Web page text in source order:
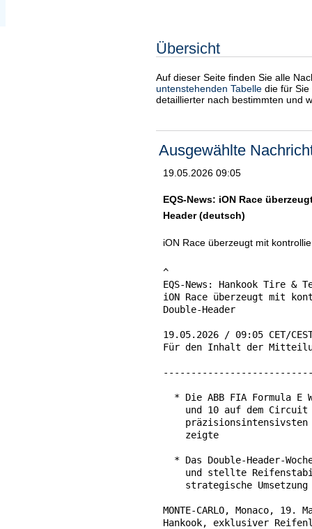
Übersicht
Auf dieser Seite finden Sie alle
untenstehenden Tabelle die für
detaillierter nach bestimmten und
Ausgewählte
19.05.2026 09:05
EQS-News: iON Race
Header (deutsch)
iON Race überzeugt mit
^
EQS-News: Hankook Tire
iON Race überzeugt mit
Double-Header
19.05.2026 / 09:05 CET/
Für den Inhalt der
* Die ABB FIA Formula E
und 10 auf dem
    zeigte
* Das Double-Header-
und stellte
strategische Umsetzung
MONTE-CARLO, Monaco,
Hankook, exklusiver